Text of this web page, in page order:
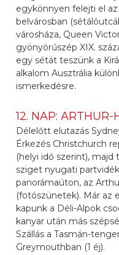
egykönnyen felejti el
belvárosban
városháza, Queen
gyönyörűszép XIX.
egy sétát teszünk a
alkalom Ausztrália
ismerkedésre.
12. NAP:
Délelőtt elutazás
Érkezés Christchurch
(helyi idő szerint), majd
sziget nyugati
panorámaúton, az
(fotószünetek). Már az
kapunk a Déli-Alpok
kanyar után más
Szállás a Tasmán-
Greymouthban (1 éj).